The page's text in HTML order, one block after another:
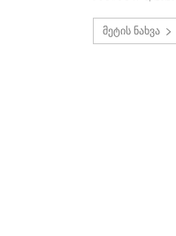
მეტის ნახვა